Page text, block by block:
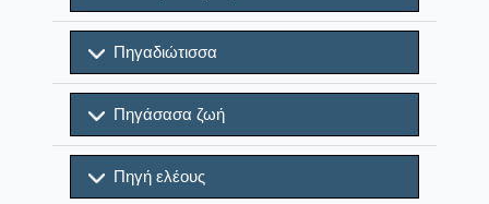
Πηγαδιώτισσα
Πηγάσασα ζωή
Πηγή ελέους